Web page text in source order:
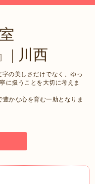
| 川西
の美しさだけでなく、ゆっ
に扱うことを大切に考えま
かな心を育む一助となりま